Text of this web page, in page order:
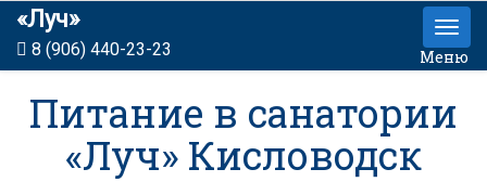
«Луч»
8 (906) 440-23-23 Меню
Питание в санатории
«Луч» Кисловодск